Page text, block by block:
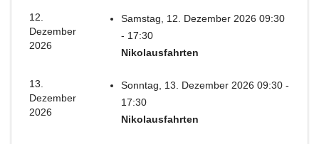
12.
Dezember
2026
Samstag, 12. Dezember 2026 09:30
- 17:30
Nikolausfahrten
13.
Dezember
2026
Sonntag, 13. Dezember 2026 09:30 -
17:30
Nikolausfahrten